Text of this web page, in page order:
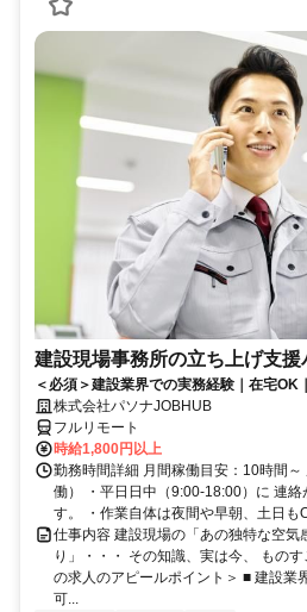
建設現場事務所の立ち上げ支援
＜必須＞建設業界での実務経験｜在宅OK
株式会社パソナJOBHUB
フルリモート
時給1,800円以上
勤務時間詳細 月間稼働目安：10時間
働） ・平日日中（9:00-18:00）に 連絡
す。 ・作業自体は夜間や早朝、土日も
仕事内容 建設現場の「あの独特な空気
り」・・・ その知識、実は今、 もの
の求人のアピールポイント＞ ■ 建設業
可...